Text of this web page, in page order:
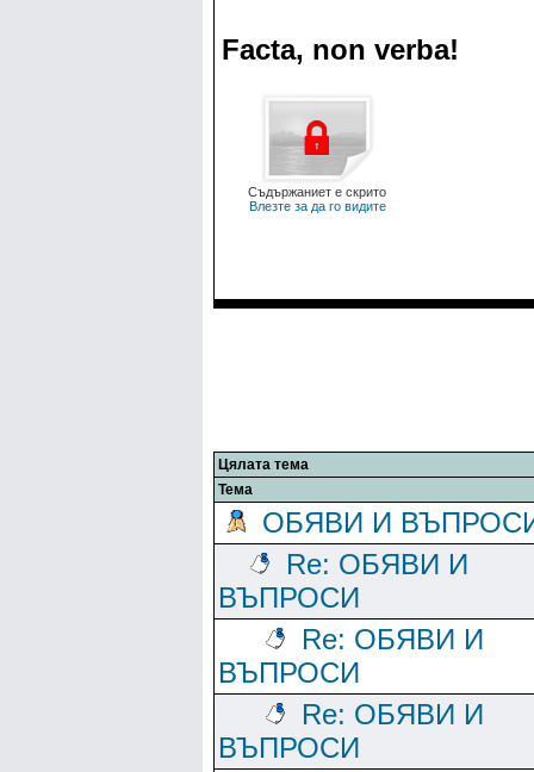
Facta, non verba!
Съдържаниет е скрито
Влезте за да го видите
Цялата тема
Тема
ОБЯВИ И
Re: ОБЯВИ И
ВЪПРОСИ
Re: ОБЯВИ И
ВЪПРОСИ
Re: ОБЯВИ И
ВЪПРОСИ